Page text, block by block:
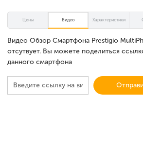
Цены Видео Характеристики
Видео Обзор Смартфона Prestigio
отсутвует. Вы можете поделиться
данного смартфона